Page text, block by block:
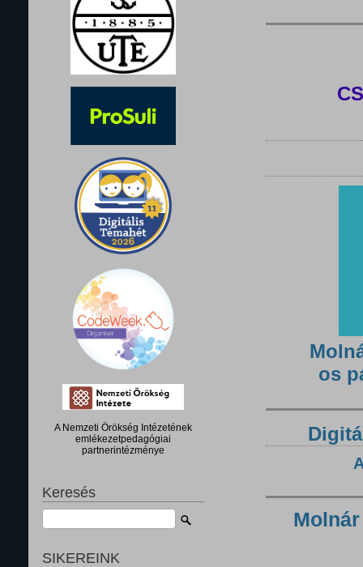
A Nemzeti Örökség Intézetének
emlékezetpedagógiai
partnerintézménye
Keresés
SIKEREINK
os